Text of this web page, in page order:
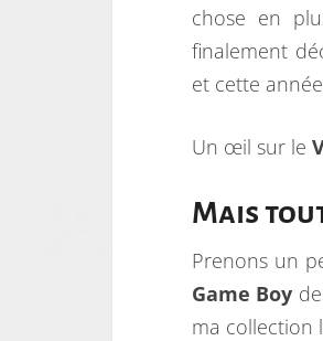
chose en
finalement
et cette
Un œil sur le
Mais
Prenons un
Game Boy
ma collection